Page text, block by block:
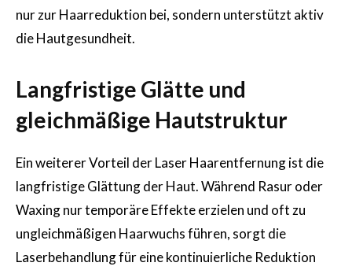
nur zur Haarreduktion bei, sondern unterstützt aktiv
die Hautgesundheit.
Langfristige Glätte und
gleichmäßige Hautstruktur
Ein weiterer Vorteil der Laser Haarentfernung ist die
langfristige Glättung der Haut. Während Rasur oder
Waxing nur temporäre Effekte erzielen und oft zu
ungleichmäßigen Haarwuchs führen, sorgt die
Laserbehandlung für eine kontinuierliche Reduktion